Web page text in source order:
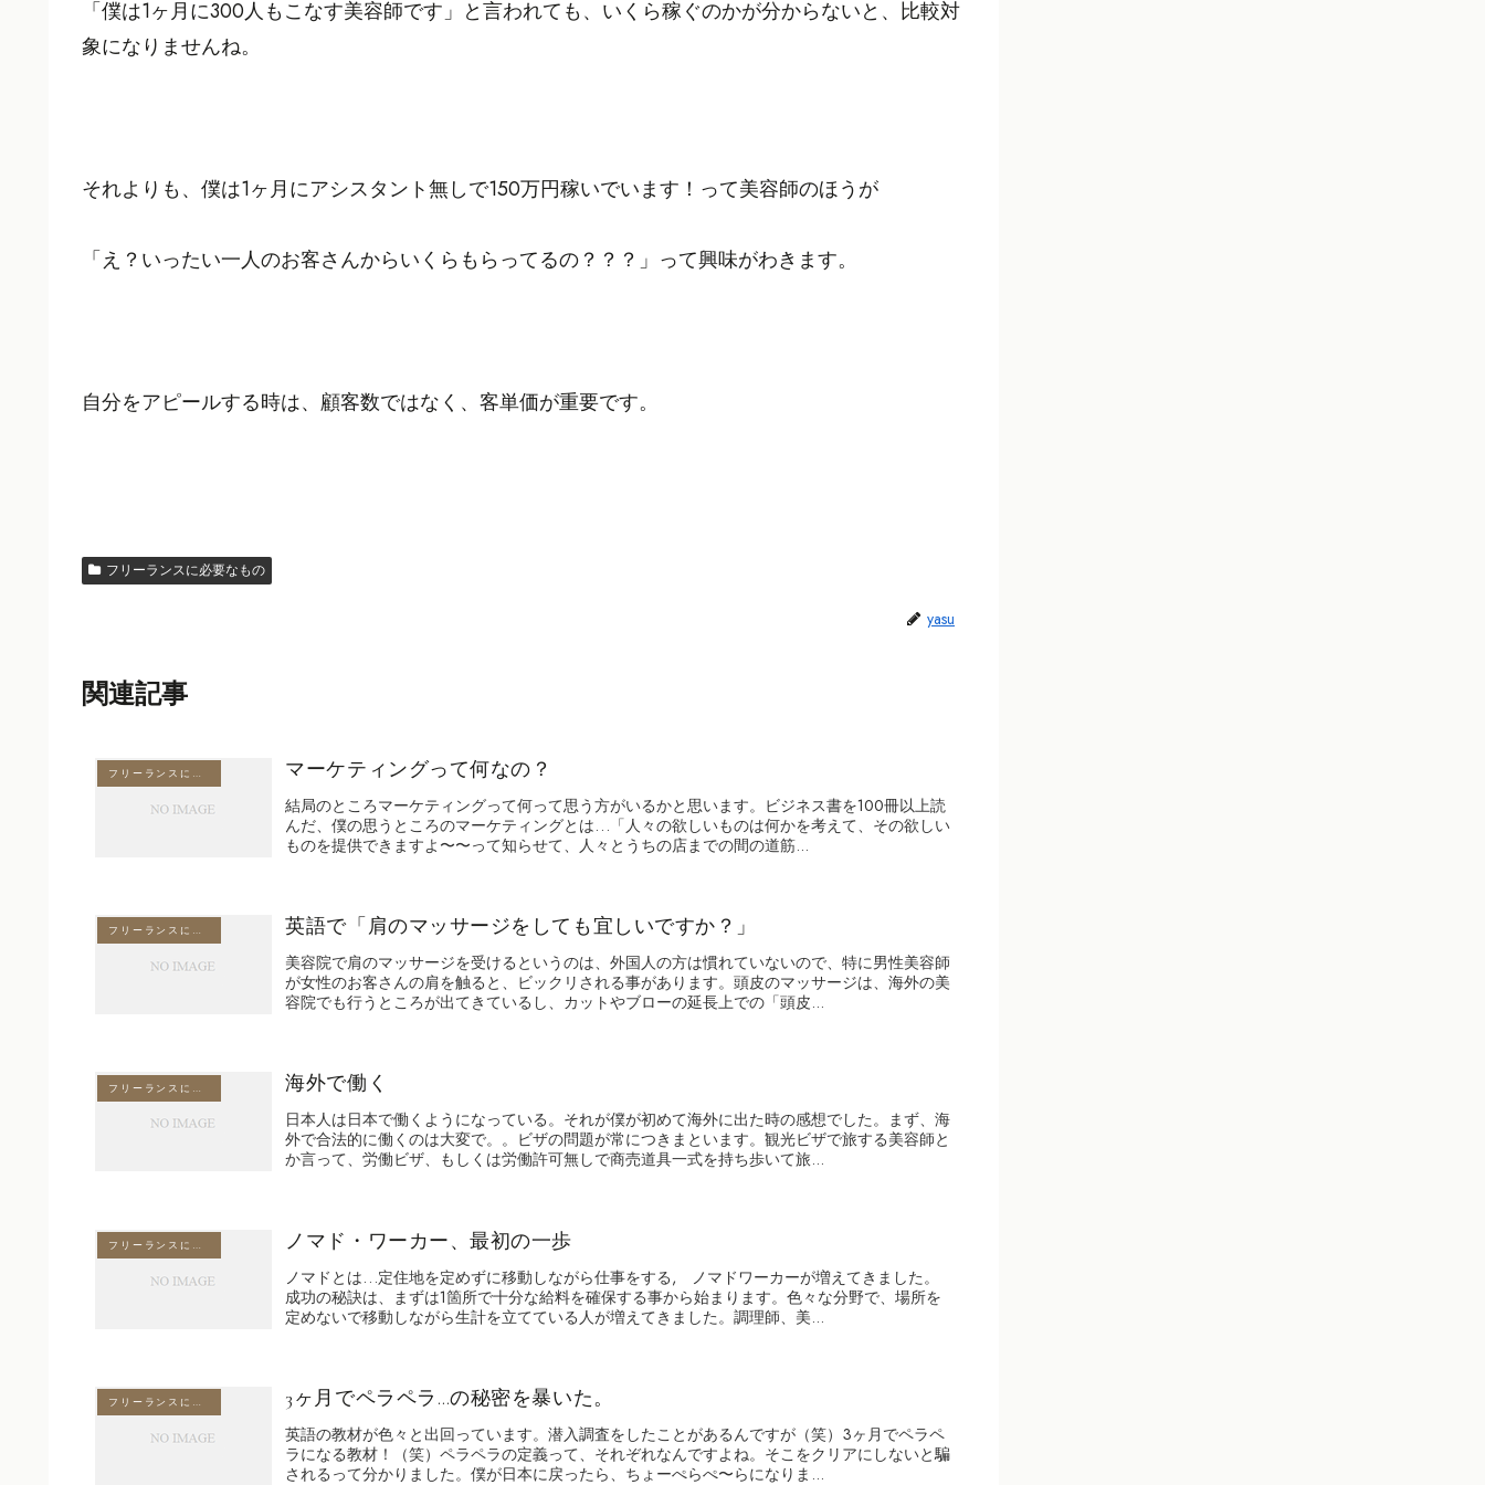
「僕は1ヶ月に300人もこなす美容師です」と言われても、いくら稼ぐのかが分からないと、比較対
象になりませんね。
それよりも、僕は1ヶ月にアシスタント無しで150万円稼いでいます！って美容師のほうが
「え？いったい一人のお客さんからいくらもらってるの？？？」って興味がわきます。
自分をアピールする時は、顧客数ではなく、客単価が重要です。
フリーランスに必要なもの
yasu
関連記事
フリーランスに必要なもの マーケティングって何なの？
結局のところマーケティングって何って思う方がいるかと思います。ビジネス書を100冊以上読
んだ、僕の思うところのマーケティングとは…「人々の欲しいものは何かを考えて、その欲しい
ものを提供できますよ〜〜って知らせて、人々とうちの店までの間の道筋...
フリーランスに必要なもの 英語で「肩のマッサージをしても宜しいですか？」
美容院で肩のマッサージを受けるというのは、外国人の方は慣れていないので、特に男性美容師
が女性のお客さんの肩を触ると、ビックリされる事があります。頭皮のマッサージは、海外の美
容院でも行うところが出てきているし、カットやブローの延長上での「頭皮...
海外で働く
日本人は日本で働くようになっている。それが僕が初めて海外に出た時の感想でした。まず、海
外で合法的に働くのは大変で。。ビザの問題が常につきまといます。観光ビザで旅する美容師と
か言って、労働ビザ、もしくは労働許可無しで商売道具一式を持ち歩いて旅...
フリーランスに必要なもの ノマド・ワーカー、最初の一歩
ノマドとは…定住地を定めずに移動しながら仕事をする, ノマドワーカーが増えてきました。
成功の秘訣は、まずは1箇所で十分な給料を確保する事から始まります。色々な分野で、場所を
定めないで移動しながら生計を立てている人が増えてきました。調理師、美...
フリーランスに必要なもの 3ヶ月でペラペラ…の秘密を暴いた。
英語の教材が色々と出回っています。潜入調査をしたことがあるんですが（笑）3ヶ月でペラペ
ラになる教材！（笑）ペラペラの定義って、それぞれなんですよね。そこをクリアにしないと騙
されるって分かりました。僕が日本に戻ったら、ちょーぺらぺ〜らになりま...